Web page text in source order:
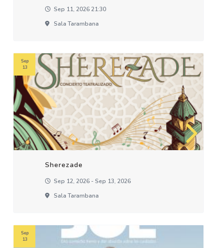
Sep 11, 2026 21:30
Sala Tarambana
Sherezade
Sep 12, 2026 - Sep 13, 2026
Sala Tarambana
Sep
13
Sep
13